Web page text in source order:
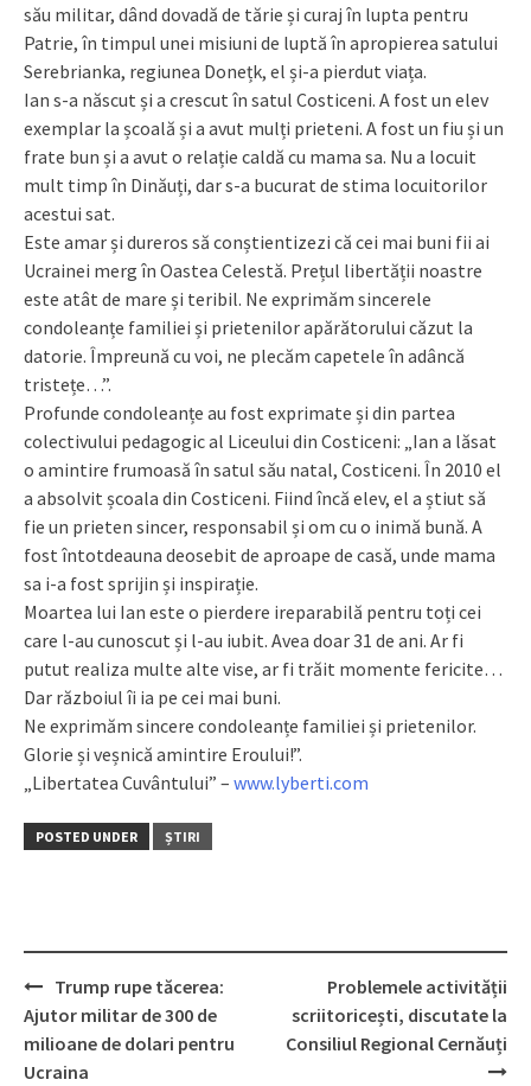
său militar, dând dovadă de tărie și curaj în lupta pentru
Patrie, în timpul unei misiuni de luptă în apropierea satului
Serebrianka, regiunea Donețk, el și-a pierdut viața.
Ian s-a născut și a crescut în satul Costiceni. A fost un elev
exemplar la școală și a avut mulți prieteni. A fost un fiu și un
frate bun și a avut o relație caldă cu mama sa. Nu a locuit
mult timp în Dinăuți, dar s-a bucurat de stima locuitorilor
acestui sat.
Este amar și dureros să conștientizezi că cei mai buni fii ai
Ucrainei merg în Oastea Celestă. Prețul libertății noastre
este atât de mare și teribil. Ne exprimăm sincerele
condoleanțe familiei și prietenilor apărătorului căzut la
datorie. Împreună cu voi, ne plecăm capetele în adâncă
tristețe…”.
Profunde condoleanțe au fost exprimate și din partea
colectivului pedagogic al Liceului din Costiceni: „Ian a lăsat
o amintire frumoasă în satul său natal, Costiceni. În 2010 el
a absolvit școala din Costiceni. Fiind încă elev, el a știut să
fie un prieten sincer, responsabil și om cu o inimă bună. A
fost întotdeauna deosebit de aproape de casă, unde mama
sa i-a fost sprijin și inspirație.
Moartea lui Ian este o pierdere ireparabilă pentru toți cei
care l-au cunoscut și l-au iubit. Avea doar 31 de ani. Ar fi
putut realiza multe alte vise, ar fi trăit momente fericite…
Dar războiul îi ia pe cei mai buni.
Ne exprimăm sincere condoleanțe familiei și prietenilor.
Glorie și veșnică amintire Eroului!”.
„Libertatea Cuvântului” – www.lyberti.com
POSTED UNDER ȘTIRI
Post
navigation
Trump rupe tăcerea:
Ajutor militar de 300 de
milioane de dolari pentru
Ucraina
Problemele activității
scriitoricești, discutate la
Consiliul Regional Cernăuți